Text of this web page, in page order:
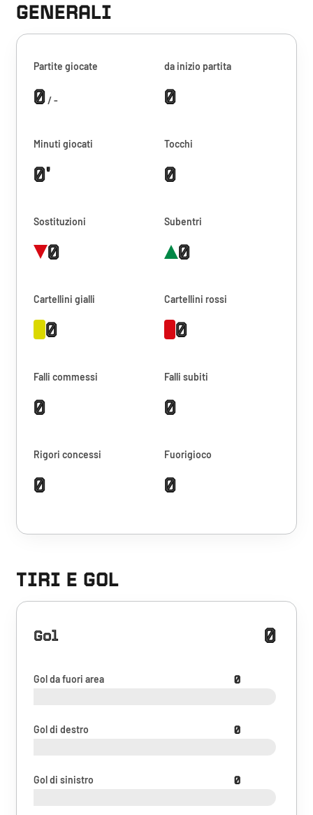
GENERALI
Partite giocate
0/ -
da inizio partita
0
Minuti giocati
0'
Tocchi
0
Sostituzioni
0
Subentri
0
Cartellini gialli
0
Cartellini rossi
0
Falli commessi
0
Falli subiti
0
Rigori concessi
0
Fuorigioco
0
TIRI E GOL
Gol 0
Gol da fuori area 0
Gol di destro 0
Gol di sinistro 0